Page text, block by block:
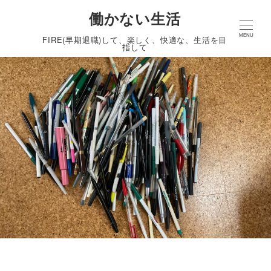
働かない生活
FIRE(早期退職)して、楽しく、快適な、生活を目
指して
MENU